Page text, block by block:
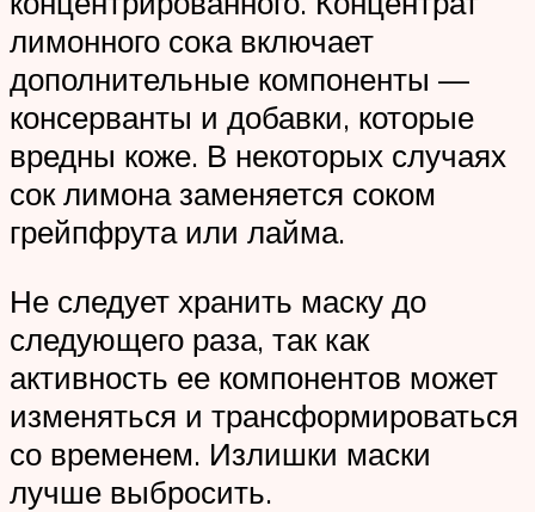
лимонного сока включает
дополнительные компоненты —
консерванты и добавки, которые
вредны коже. В некоторых случаях
сок лимона заменяется соком
грейпфрута или лайма.
Не следует хранить маску до
следующего раза, так как
активность ее компонентов может
изменяться и трансформироваться
со временем. Излишки маски
лучше выбросить.